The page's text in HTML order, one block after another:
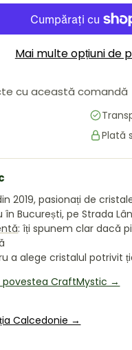
galeriei
în vizualizarea galeriei
Mai multe opțiuni de
cu această comandă
Plată
2019, pasionați de
în București, pe Strada
: îți spunem clar dacă
a alege cristalul potrivit
povestea CraftMystic →
Calcedonie →